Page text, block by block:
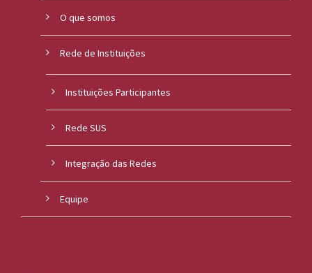
O que somos
Rede de Instituições
Instituições Participantes
Rede SUS
Integração das Redes
Equipe